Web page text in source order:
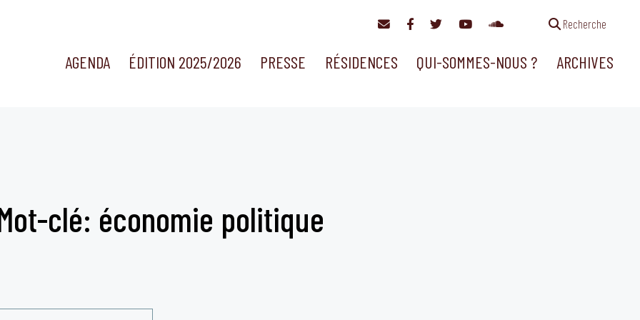
Recherche
AGENDA ÉDITION 2025/2026 PRESSE RÉSIDENCES QUI-SOMMES-NOUS ? ARCHIVES
clé: économie politique